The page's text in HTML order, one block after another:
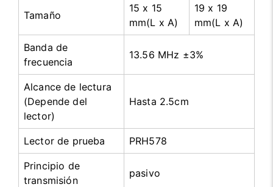
Tamaño
15 x 15
mm(L x A)
19 x 19
mm(L x A)
Banda de
frecuencia
13.56 MHz ±3%
Alcance de lectura
(Depende del
lector)
Hasta 2.5cm
Lector de prueba PRH578
Principio de
transmisión
pasivo